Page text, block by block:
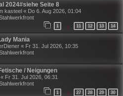
2024#siehe Seite 8
kasteel « Do 6. Aug 2026, 01:04
1 11 12 13 14
Mania
« Fr 31. Jul 2026, 10:35
/ Neigungen
« Fr 31. Jul 2026, 06:31
1 … 27 28 29 30